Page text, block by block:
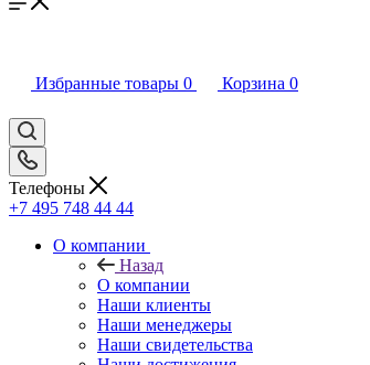
Избранные товары 0 Корзина 0
Телефоны
+7 495 748 44 44
О компании
Назад
О компании
Наши клиенты
Наши менеджеры
Наши свидетельства